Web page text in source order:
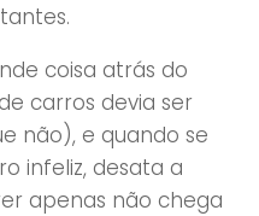
coisa atrás do
carros devia ser
não), e quando se
infeliz, desata a
apenas não chega